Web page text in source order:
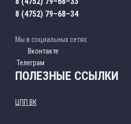
8 (4752) 79–68–34
Мы в социальных сетях:
Вконтакте
Телеграм
ПОЛЕЗНЫЕ ССЫЛКИ
ЦПП ВК